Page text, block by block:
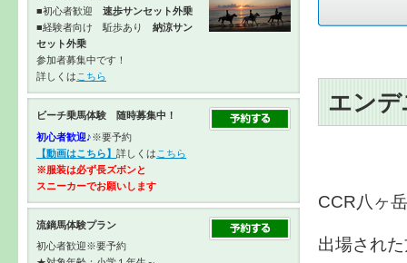
エン
CCR八ヶ
出場され
■初心者歓迎 速歩サンセット外乗
■経験者向け 駈歩あり 納涼サン
セット外乗
参加者募集中です！
詳しくは こちら
ビーチ乗馬体験 随時募集中！
初心者歓迎♪※要予約
【動画はこちら】 詳しくは こちら
※服装は必ず長ズボンと
スニーカーでお願いします
流鏑馬体験プラン
初心者歓迎※要予約